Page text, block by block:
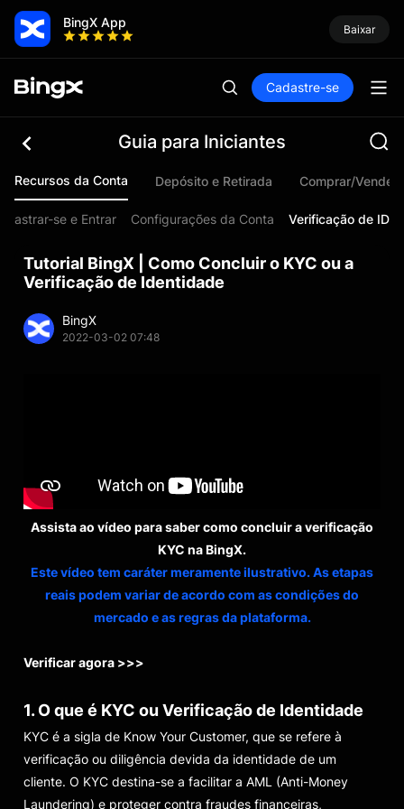
BingX App Baixar
Cadastre-se
Guia para Iniciantes
Recursos da Conta Depósito e Retirada Comprar/Vender
se e Entrar Configurações da Conta Verificação de ID
Tutorial BingX | Como Concluir o KYC ou a
Verificação de Identidade
BingX
2022-03-02 07:48
Assista ao vídeo para saber como concluir a verificação
KYC na BingX.
Este vídeo tem caráter meramente ilustrativo. As etapas
reais podem variar de acordo com as condições do
mercado e as regras da plataforma.
Verificar agora >>>
1. O que é KYC ou Verificação de Identidade
KYC é a sigla de Know Your Customer, que se refere à
verificação ou diligência devida da identidade de um
cliente. O KYC destina-se a facilitar a AML (Anti-Money
Laundering) e proteger contra fraudes financeiras,